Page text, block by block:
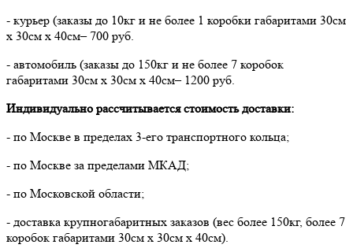
- курьер (заказы до 10кг и не более 1 коробки габаритами 30см
х 30см х 40см– 700 руб.
- автомобиль (заказы до 150кг и не более 7 коробок
габаритами 30см х 30см х 40см– 1200 руб.
Индивидуально рассчитывается стоимость доставки:
- по Москве в пределах 3-его транспортного кольца;
- по Москве за пределами МКАД;
- по Московской области;
- доставка крупногабаритных заказов (вес более 150кг, более 7
коробок габаритами 30см х 30см х 40см).